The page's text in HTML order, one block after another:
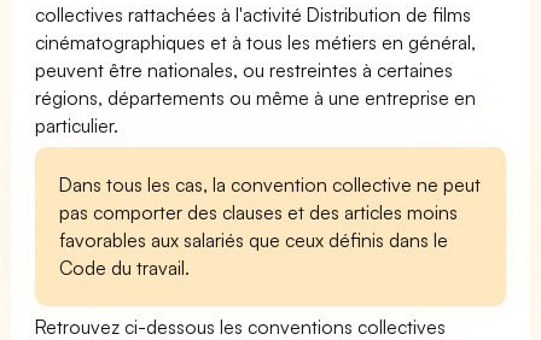
collectives rattachées à l'activité Distribution de films
cinématographiques et à tous les métiers en général,
peuvent être nationales, ou restreintes à certaines
régions, départements ou même à une entreprise en
particulier.
Dans tous les cas, la convention collective ne peut
pas comporter des clauses et des articles moins
favorables aux salariés que ceux définis dans le
Code du travail.
Retrouvez ci-dessous les conventions collectives